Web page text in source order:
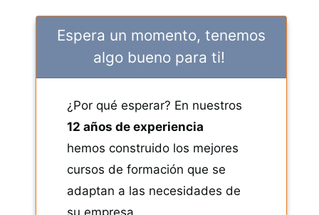
Espera un momento, tenemos
algo bueno para ti!
¿Por qué esperar? En nuestros
12 años de experiencia
hemos construido los mejores
cursos de formación que se
adaptan a las necesidades de
su empresa.